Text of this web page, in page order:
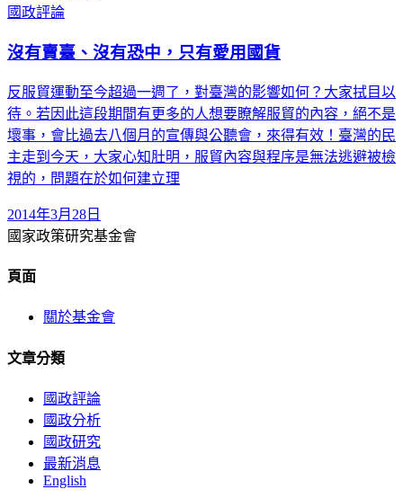
國政評論
沒有賣臺、沒有恐中，只有愛用國貨
反服貿運動至今超過一週了，對臺灣的影響如何？大家拭目以
待。若因此這段期間有更多的人想要瞭解服貿的內容，絕不是
壞事，會比過去八個月的宣傳與公聽會，來得有效！臺灣的民
主走到今天，大家心知肚明，服貿內容與程序是無法逃避被檢
視的，問題在於如何建立理
2014年3月28日
國家政策研究基金會
頁面
關於基金會
文章分類
國政評論
國政分析
國政研究
最新消息
English